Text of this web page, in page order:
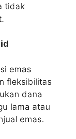
tidak
emas
fleksibilitas
dana
lama atau
emas.